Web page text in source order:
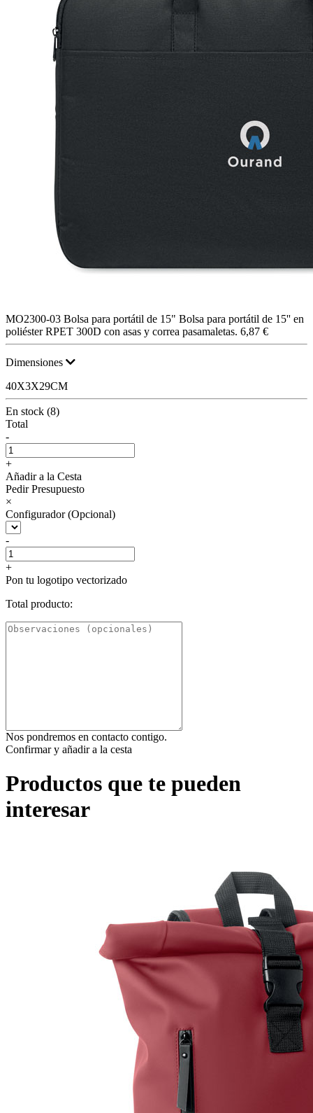
MO2300-03 Bolsa para portátil de 15" Bolsa para portátil de 15'' en
poliéster RPET 300D con asas y correa pasamaletas. 6,87 €
Dimensiones
40X3X29CM
En stock (8)
Total
-
+
Añadir a la Cesta
Pedir Presupuesto
×
Configurador (Opcional)
-
+
Pon tu logotipo vectorizado
Total producto:
Nos pondremos en contacto contigo.
Confirmar y añadir a la cesta
Productos que te pueden
interesar